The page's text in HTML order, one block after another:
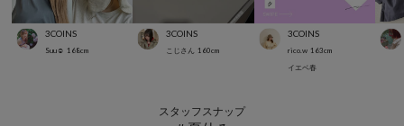
3COINS
Suu☺︎ 168cm
3COINS
こじさん 160cm
3COINS
rico.w 163cm
イエベ春
スタッフスナップ